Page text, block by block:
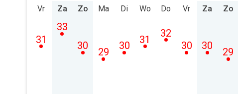
Vr
31
Za
33
Zo
30
Ma
29
Di
30
Wo
31
Do
32
Vr
30
Za
30
Zo
29